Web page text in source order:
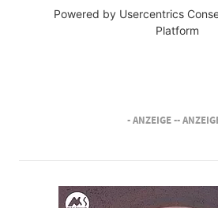
Powered by Usercentrics
Platform
- ANZEIGE --